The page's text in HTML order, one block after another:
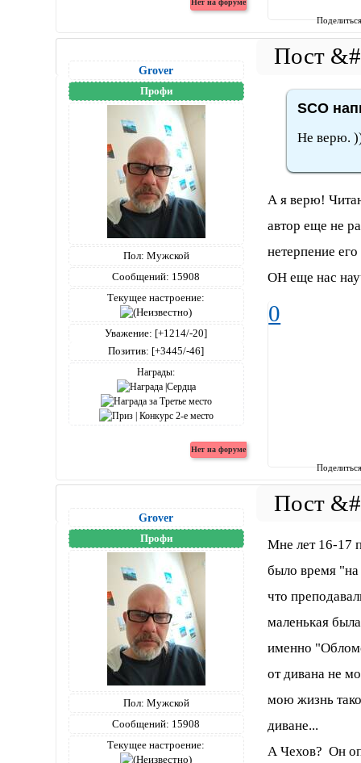
Grover
Профи
Пол: Мужской
Сообщений: 15908
Текущее настроение:
Уважение: [+1214/-20]
Позитив: [+3445/-46]
Награды:
SCO
Не верю.
А я верю!
автор еще не
нетерпение
ОН еще нас
0
Grover
Профи
Пол: Мужской
Сообщений: 15908
Текущее настроение:
Мне лет 16-17
было время "на
что
маленькая
именно
от дивана не
мою жизнь
диване...
А Чехов? Он